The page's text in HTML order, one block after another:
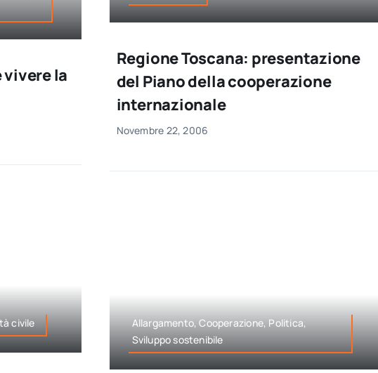
vivere la
Regione Toscana: presentazione
del Piano della cooperazione
internazionale
Novembre 22, 2006
civile
Allargamento, Cooperazione, Politica,
Sviluppo sostenibile